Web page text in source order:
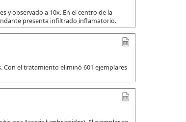
y observado a 10x. En el centro de la
presenta infiltrado inflamatorio.
Con el tratamiento eliminó 601 ejemplares